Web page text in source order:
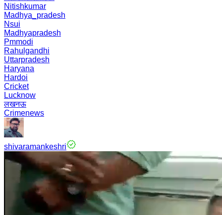
Nitishkumar
Madhya_pradesh
Nsui
Madhyapradesh
Pmmodi
Rahulgandhi
Uttarpradesh
Haryana
Hardoi
Cricket
Lucknow
लखनऊ
Crimenews
shivaramankeshri